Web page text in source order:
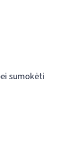
sumokėti